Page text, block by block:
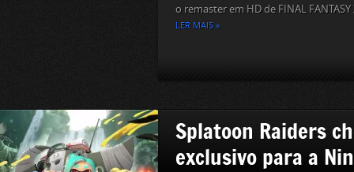
o remaster em HD de FINAL FANTASY
LER MAIS »
Splatoon Raiders
exclusivo para a